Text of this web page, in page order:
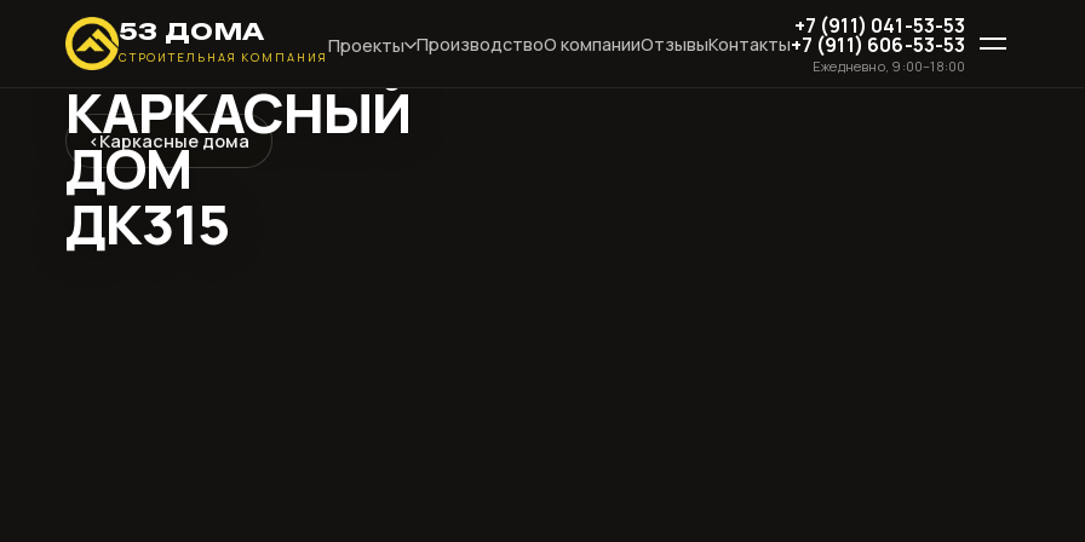
53 ДОМА
СТРОИТЕЛЬНАЯ КОМПАНИЯ
Проекты ПроизводствоО компанииОтзывыКонтакты
+7 (911) 041-53-53
+7 (911) 606-53-53
Ежедневно, 9:00–18:00
‹Каркасные дома
КАРКАСНЫЙ
ДОМ
ДК315